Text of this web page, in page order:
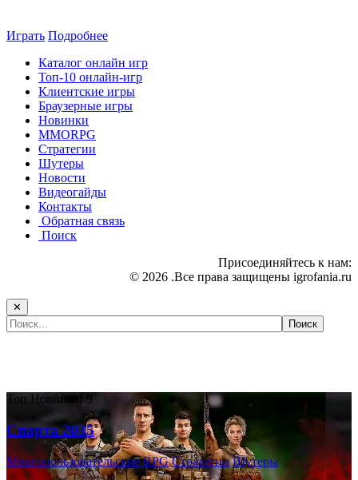
Играть Подробнее
Каталог онлайн игр
Топ-10 онлайн-игр
Клиентские игры
Браузерные игры
Новинки
MMORPG
Стратегии
Шутеры
Новости
Видеогайды
Контакты
Обратная связь
Поиск
Присоединяйтесь к нам:
© 2026 .Все права защищены igrofania.ru
✕
Топ Новинка! 9
Спарта 2035
Многопользовательские RPG Стратегии Шутеры